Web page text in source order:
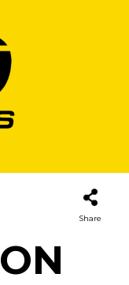
Share